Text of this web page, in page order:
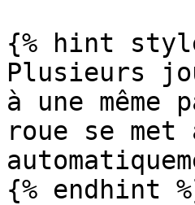
{% hint
Plusieurs
à une
roue se
{% endhint